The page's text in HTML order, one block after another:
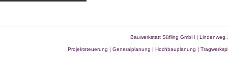
Bauwerkstatt Süfling GmbH | Lindenweg
Projektsteuerung | Generalplanung|Hochbauplanung |